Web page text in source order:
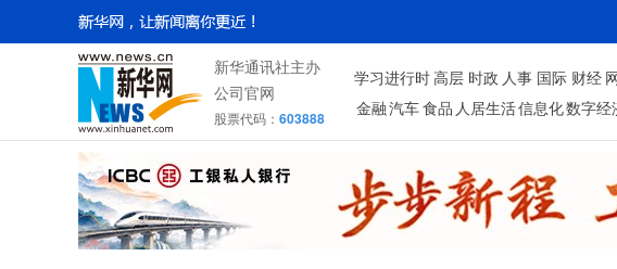
新华通讯社主办
公司官网
股票代码： 603888
学习进行时 高层 时政 人事 国际 财经
金融 汽车 食品 人居生活信息化数字经